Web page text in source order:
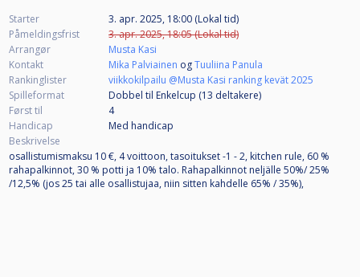
Starter
3. apr. 2025, 18:00 (Lokal tid)
Påmeldingsfrist
3. apr. 2025, 18:05 (Lokal tid)
Arrangør
Musta Kasi
Kontakt
Mika Palviainen ogTuuliina Panula
Rankinglister
viikkokilpailu @Musta Kasi ranking kevät 2025
Spilleformat
Dobbel til Enkelcup (13 deltakere)
Først til
4
Handicap
Med handicap
Beskrivelse
osallistumismaksu 10 €, 4 voittoon, tasoitukset -1 - 2, kitchen rule, 60 %
rahapalkinnot, 30 % potti ja 10% talo. Rahapalkinnot neljälle 50%/ 25%
/12,5% (jos 25 tai alle osallistujaa, niin sitten kahdelle 65% / 35%),